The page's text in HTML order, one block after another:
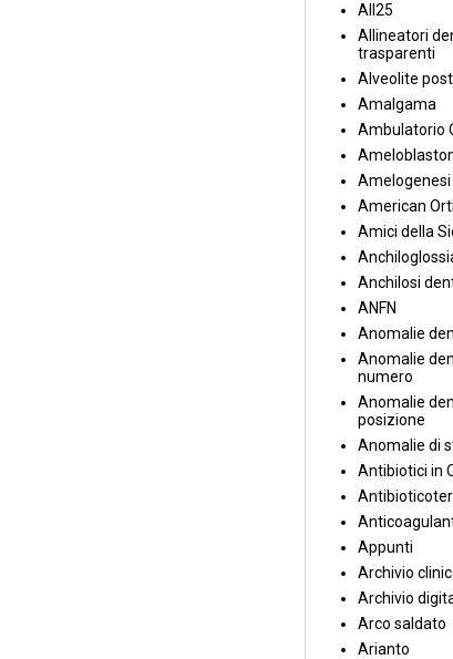
All25
Allineatori
trasparenti
Alveolite
Amalgama
Ambulatorio
American
Amici della
Anchilosi
ANFN
Anomalie
Anomalie
numero
Anomalie
posizione
Anomalie di
Antibiotici in
Appunti
Archivio
Archivio
Arco saldato
Arianto